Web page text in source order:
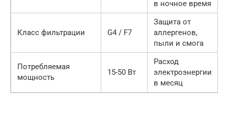
в ночное время
Класс фильтрации G4 / F7
Защита от
аллергенов,
пыли и смога
Потребляемая
мощность
15-50 Вт
Расход
электроэнергии
в месяц